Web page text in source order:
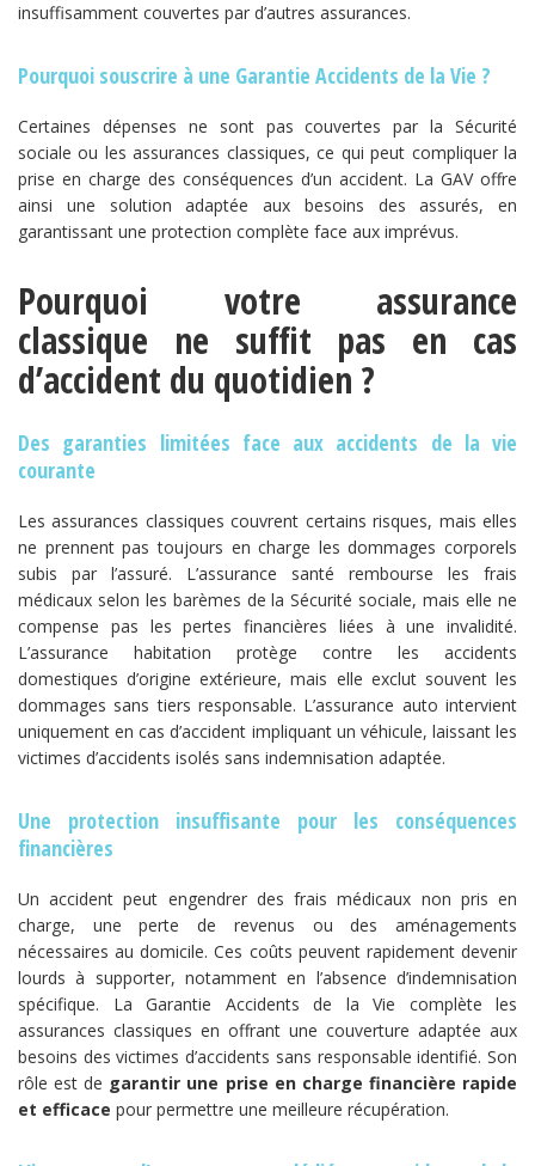
insuffisamment couvertes par d’autres assurances.
Pourquoi souscrire à une Garantie Accidents de la Vie ?
Certaines dépenses ne sont pas couvertes par la Sécurité
sociale ou les assurances classiques, ce qui peut compliquer la
prise en charge des conséquences d’un accident. La GAV offre
ainsi une solution adaptée aux besoins des assurés, en
garantissant une protection complète face aux imprévus.
Pourquoi votre assurance
classique ne suffit pas en cas
d’accident du quotidien ?
Des garanties limitées face aux accidents de la vie
courante
Les assurances classiques couvrent certains risques, mais elles
ne prennent pas toujours en charge les dommages corporels
subis par l’assuré. L’assurance santé rembourse les frais
médicaux selon les barèmes de la Sécurité sociale, mais elle ne
compense pas les pertes financières liées à une invalidité.
L’assurance habitation protège contre les accidents
domestiques d’origine extérieure, mais elle exclut souvent les
dommages sans tiers responsable. L’assurance auto intervient
uniquement en cas d’accident impliquant un véhicule, laissant les
victimes d’accidents isolés sans indemnisation adaptée.
Une protection insuffisante pour les conséquences
financières
Un accident peut engendrer des frais médicaux non pris en
charge, une perte de revenus ou des aménagements
nécessaires au domicile. Ces coûts peuvent rapidement devenir
lourds à supporter, notamment en l’absence d’indemnisation
spécifique. La Garantie Accidents de la Vie complète les
assurances classiques en offrant une couverture adaptée aux
besoins des victimes d’accidents sans responsable identifié. Son
rôle est de garantir une prise en charge financière rapide
et efficace pour permettre une meilleure récupération.